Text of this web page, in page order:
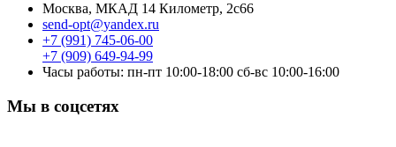
Москва, МКАД 14 Километр, 2с66
send-opt@yandex.ru
+7 (991) 745-06-00
+7 (909) 649-94-99
Часы работы: пн-пт 10:00-18:00 сб-вс 10:00-16:00
Мы в соцсетях